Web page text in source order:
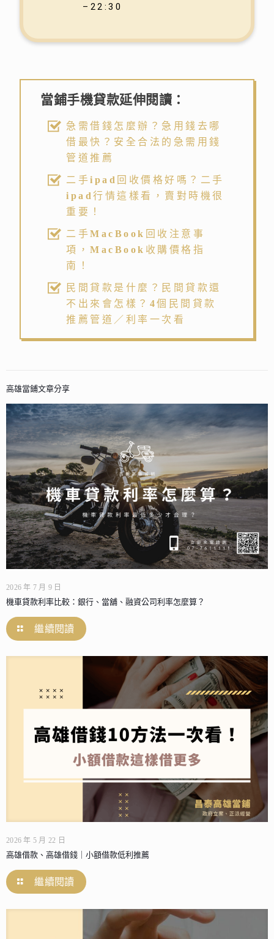
–22:30
當鋪手機貸款延伸閱讀：
急需借錢怎麼辦？急用錢去哪
借最快？安全合法的急需用錢
管道推薦
二手ipad回收價格好嗎？二手
ipad行情這樣看，賣對時機很
重要！
二手MacBook回收注意事
項，MacBook收購價格指
南！
民間貸款是什麼？民間貸款還
不出來會怎樣？4個民間貸款
推薦管道／利率一次看
高雄當鋪文章分享
2026 年 7 月 9 日
機車貸款利率比較：銀行、當舖、融資公司利率怎麼算？
繼續閱讀
2026 年 5 月 22 日
高雄借款、高雄借錢｜小額借款低利推薦
繼續閱讀